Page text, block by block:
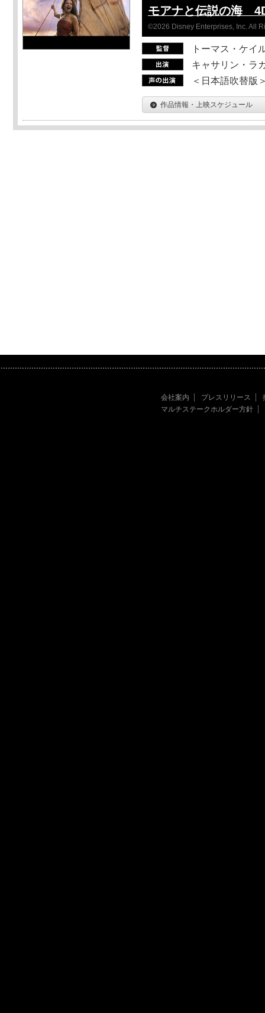
モアナと伝説の海
©2026 Disney Enterprises, Inc. All
トーマス・ケイ
キャサリン・ラ
＜日本語吹替版
作品情報・上映スケジュール
会社案内 プレスリリース
マルチステークホルダー方針